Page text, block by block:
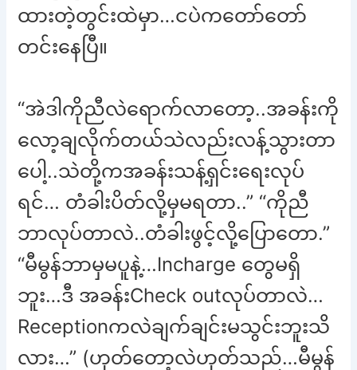
ထားတဲ့တွင်းထဲမှာ…ငပဲကတော်တော်
တင်းနေပြီ။
“အဲဒါကိုညီလဲရောက်လာတော့..အခန်းကို
လော့ချလိုက်တယ်သဲလည်းလန့်သွားတာ
ပေါ့..သဲတို့ကအခန်းသန့်ရှင်းရေးလုပ်
ရင်… တံခါးပိတ်လို့မှမရတာ..” “ကိုညီ
ဘာလုပ်တာလဲ..တံခါးဖွင့်လို့ပြောတော.”
“မီမွန်ဘာမှမပူနဲ့…Incharge တွေမရှိ
ဘူး…ဒီ အခန်းCheck outလုပ်တာလဲ…
Receptionကလဲချက်ချင်းမသွင်းဘူးသိ
လား…” (ဟုတ်တော့လဲဟုတ်သည်…မီမွန်